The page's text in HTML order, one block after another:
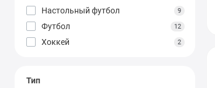
Настольный футбол 9
Футбол 12
Хоккей 2
Тип